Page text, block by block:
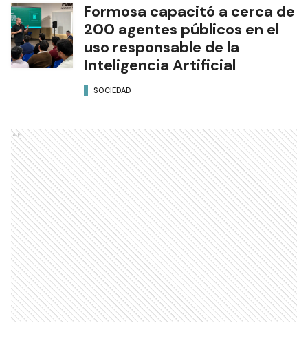
Formosa capacitó a cerca de
200 agentes públicos en el
uso responsable de la
Inteligencia Artificial
SOCIEDAD
Ads